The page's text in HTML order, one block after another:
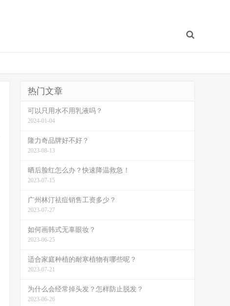
热门文章
可以只用水不用乳液吗？
2024-01-04
隆力奇品牌好不好？
2023-08-13
晒后脸红怎么办？快速降温救急！
2023-07-15
广州林汀祛痘销售工资多少？
2023-07-27
如何画韩式无辜眼妆？
2023-06-25
适合家庭种植的耐寒植物有哪些呢？
2023-07-21
为什么会经常掉头发？怎样防止脱发？
2023-06-26